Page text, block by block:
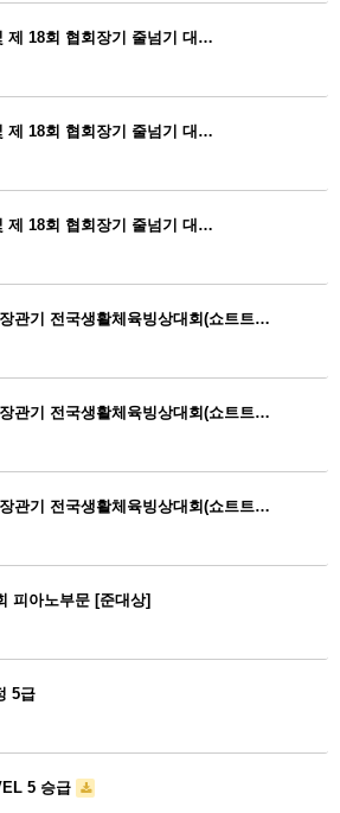
제 18회 협회장기 줄넘기 대…
제 18회 협회장기 줄넘기 대…
제 18회 협회장기 줄넘기 대…
관기 전국생활체육빙상대회(쇼트트…
관기 전국생활체육빙상대회(쇼트트…
관기 전국생활체육빙상대회(쇼트트…
피아노부문 [준대상]
5급
5 승급